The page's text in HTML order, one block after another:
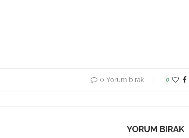
0 Yorum bırak 0
YORUM BIRAK